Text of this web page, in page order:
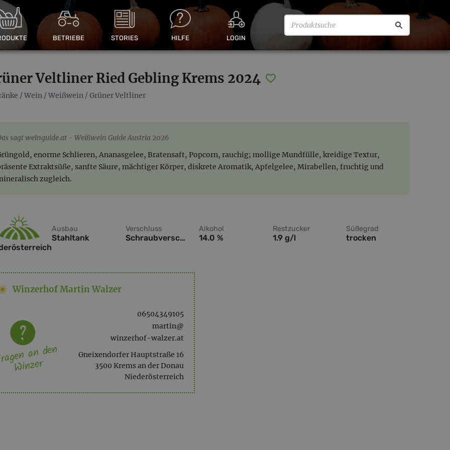
BETRIEBE STORIES HILFE LOGIN
Veltliner Ried Gebling Krems 2024
/Wein /Weißwein /Grüner Veltliner
sagt weinguide.at
Weißwein Guide Austria 2026
enorme Schlieren, Ananasgelee, Bratensaft, Popcorn, rauchig; mollige Mundfülle, kreidige Textur,
Extraktsüße, sanfte Säure, mächtiger Körper, diskrete Aromatik, Apfelgelee, Mirabellen, fruchtig und
zugleich.
Ausbau
Stahltank
Verschluss
Schraubverschluss
Alkohol
14.0 %
Restzucker
1.9 g/l
Süßegrad
trocken
Winzerhof Martin Walzer
06504349105
martin@
winzerhof-walzer.at
Gneixendorfer Hauptstraße 16
3500 Krems an der Donau
Niederösterreich
an den
Winzer